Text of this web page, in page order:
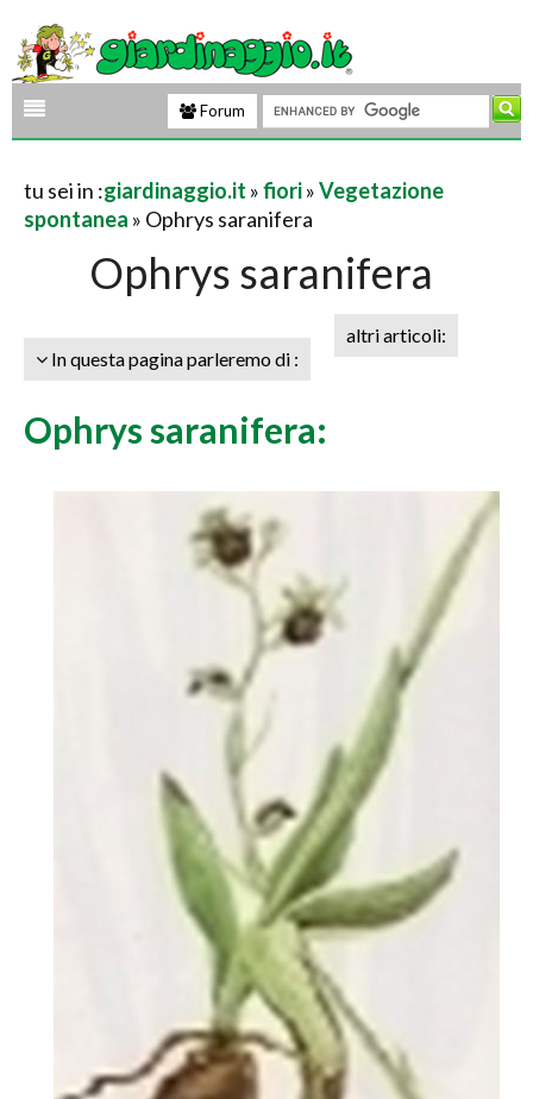
Forum
tu sei in :giardinaggio.it »fiori»Vegetazione
spontanea » Ophrys saranifera
Ophrys saranifera
In questa pagina parleremo di :
altri articoli:
Ophrys saranifera: